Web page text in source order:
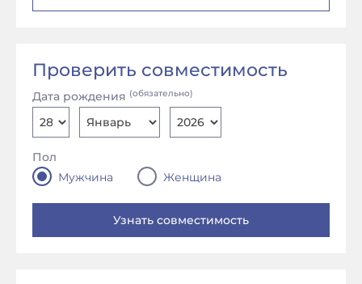
Проверить совместимость
Дата рождения (обязательно)
Пол
Мужчина
Женщина